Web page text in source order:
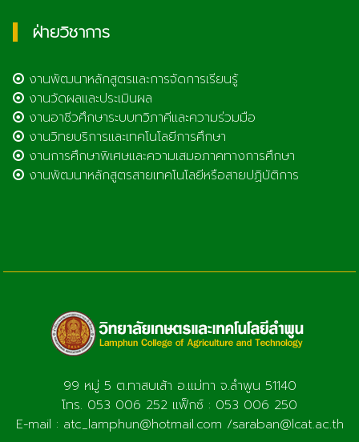
ฝ่ายวิชาการ
งานพัฒนาหลักสูตรและการจัดการเรียนรู้
งานวัดผลและประเมินผล
งานอาชีวศึกษาระบบทวิภาคีและความร่วมมือ
งานวิทยบริการและเทคโนโลยีการศึกษา
งานการศึกษาพิเศษและความเสมอภาคทางการศึกษา
งานพัฒนาหลักสูตรสายเทคโนโลยีหรือสายปฏิบัติการ
99 หมู่ 5 ต.ทาสบเส้า อ.แม่ทา จ.ลำพูน 51140
โทร. 053 006 252 แฟ็กซ์ : 053 006 250
E-mail : atc_lamphun@hotmail.com /saraban@lcat.ac.th